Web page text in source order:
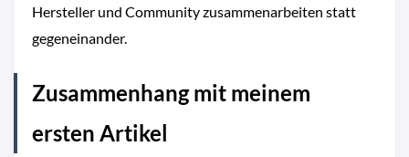
Hersteller und Community zusammenarbeiten statt
gegeneinander.
Zusammenhang mit meinem
ersten Artikel